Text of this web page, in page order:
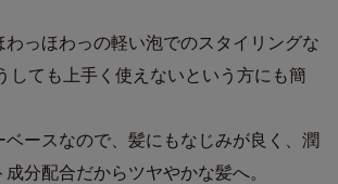
わっほわっの軽い泡でのスタイリングな
しても上手く使えないという方にも簡
ベースなので、髪にもなじみが良く、潤
分配合だからツヤやかな髪へ。